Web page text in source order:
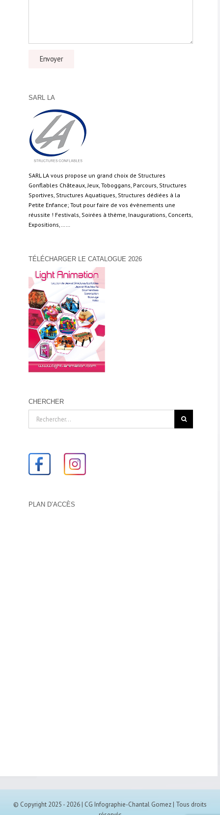
SARL LA
SARL LA vous propose un grand choix de Structures
Gonflables Châteaux, Jeux, Toboggans, Parcours, Structures
Sportives, Structures Aquatiques, Structures dédiées à la
Petite Enfance; Tout pour faire de vos évènements une
réussite ! Festivals, Soirées à thème, Inaugurations, Concerts,
Expositions,……
TÉLÉCHARGER LE CATALOGUE 2026
CHERCHER
PLAN D’ACCÈS
© Copyright 2025 - 2026 | CG Infographie-Chantal Gomez | Tous droits